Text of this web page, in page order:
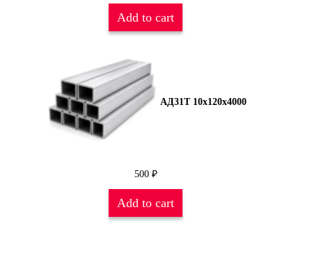
Add to cart
АД31Т 10х120х4000
500 ₽
Add to cart